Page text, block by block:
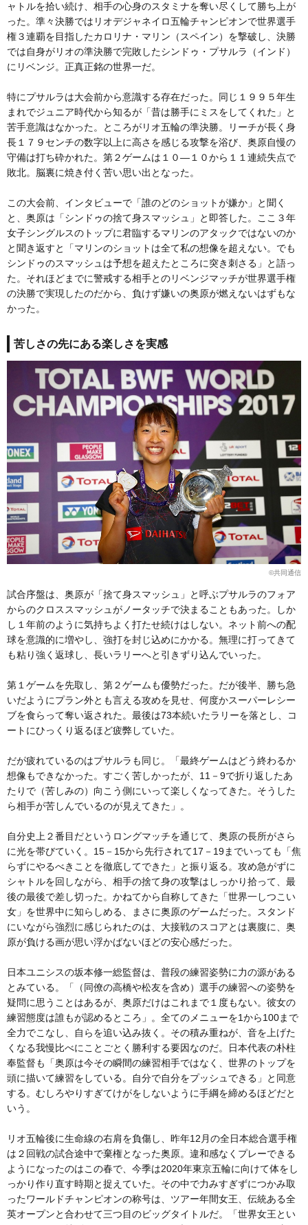
ャトルを拾い続け、相手の心身のスタミナを奪い尽くして勝ち上が
った。準々決勝ではリオデジャネイロ五輪チャンピオンで世界選手
権３連覇を目指したカロリナ・マリン（スペイン）を撃破し、決勝
では自身がリオの準決勝で完敗したシンドゥ・プサルラ（インド）
にリベンジ。正真正銘の世界一だ。
特にプサルラは大会前から意識する存在だった。同じ１９９５年生
まれでジュニア時代から知るが「昔は勝手にミスをしてくれた」と
苦手意識はなかった。ところがリオ五輪の準決勝。リーチが長く身
長１７９センチの数字以上に高さを感じる攻撃を浴び、奥原自慢の
守備は打ち砕かれた。第２ゲームは１０―１０から１１連続失点で
敗北。脳裏に焼き付く苦い思い出となった。
この大会前、インタビューで「誰のどのショットが嫌か」と聞く
と、奥原は「シンドゥの捨て身スマッシュ」と即答した。ここ３年
女子シングルスのトップに君臨するマリンのアタックではないのか
と聞き返すと「マリンのショットは全て私の想像を超えない。でも
シンドゥのスマッシュは予想を超えたところに突き刺さる」と語っ
た。それほどまでに警戒する相手とのリベンジマッチが世界選手権
の決勝で実現したのだから、負けず嫌いの奥原が燃えないはずもな
かった。
苦しさの先にある楽しさを実感
©共同通信
試合序盤は、奥原が「捨て身スマッシュ」と呼ぶプサルラのフォア
からのクロススマッシュがノータッチで決まることもあった。しか
し１年前のように気持ちよく打たせ続けはしない。ネット前への配
球を意識的に増やし、強打を封じ込めにかかる。無理に打ってきて
も粘り強く返球し、長いラリーへと引きずり込んでいった。
第１ゲームを先取し、第２ゲームも優勢だった。だが後半、勝ち急
いだようにプラン外とも言える攻めを見せ、何度かスーパーレシー
ブを食らって奪い返された。最後は73本続いたラリーを落とし、コ
ートにひっくり返るほど疲弊していた。
だが疲れているのはプサルラも同じ。「最終ゲームはどう終わるか
想像もできなかった。すごく苦しかったが、11－9で折り返したあ
たりで（苦しみの）向こう側にいって楽しくなってきた。そうした
ら相手が苦しんでいるのが見えてきた」。
自分史上２番目だというロングマッチを通じて、奥原の長所がさら
に光を帯びていく。15－15から先行されて17－19までいっても「焦
らずにやるべきことを徹底してできた」と振り返る。攻め急がずに
シャトルを回しながら、相手の捨て身の攻撃はしっかり拾って、最
後の最後で差し切った。かねてから自称してきた「世界一しつこい
女」を世界中に知らしめる、まさに奥原のゲームだった。スタンド
にいながら強烈に感じられたのは、大接戦のスコアとは裏腹に、奥
原が負ける画が思い浮かばないほどの安心感だった。
日本ユニシスの坂本修一総監督は、普段の練習姿勢に力の源がある
とみている。「（同僚の高橋や松友を含め）選手の練習への姿勢を
疑問に思うことはあるが、奥原だけはこれまで１度もない。彼女の
練習態度は誰もが認めるところ」。全てのメニューを1から100まで
全力でこなし、自らを追い込み抜く。その積み重ねが、音を上げた
くなる我慢比べにことごとく勝利する要因なのだ。日本代表の朴柱
奉監督も「奥原は今その瞬間の練習相手ではなく、世界のトップを
頭に描いて練習をしている。自分で自分をプッシュできる」と同意
する。むしろやりすぎてけがをしないように手綱を締めるほどだと
いう。
リオ五輪後に生命線の右肩を負傷し、昨年12月の全日本総合選手権
は２回戦の試合途中で棄権となった奥原。違和感なくプレーできる
ようになったのはこの春で、今季は2020年東京五輪に向けて体をし
っかり作り直す時期と捉えていた。その中で力みすぎずにつかみ取
ったワールドチャンピオンの称号は、ツアー年間女王、伝統ある全
英オープンと合わせて三つ目のビッグタイトルだ。「世界女王とい